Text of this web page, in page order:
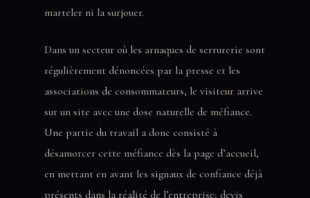
marteler ni la surjouer.
Dans un secteur où les arnaques de serrurerie sont
régulièrement dénoncées par la presse et les
associations de consommateurs, le visiteur arrive
sur un site avec une dose naturelle de méfiance.
Une partie du travail a donc consisté à
désamorcer cette méfiance dès la page d’accueil,
en mettant en avant les signaux de confiance déjà
présents dans la réalité de l’entreprise; devis